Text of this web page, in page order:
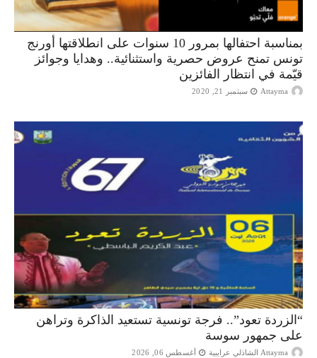
بمناسبة احتفالها بمرور 10 سنوات على انطلاقتها أورنج
تونس تمنح عروض حصرية واستثنائية.. وهدايا وجوائز
قيّمة في انتظار الفائزين
Attayma سبتمبر 21, 2020
“الزردة تعود”.. فرجة تونسية تستعيد الذاكرة وتراهن
على جمهور سوسة
Attayma الشاذلي عرايبية أغسطس 06, 2026